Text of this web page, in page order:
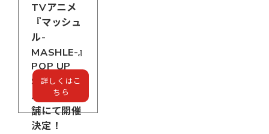
TVアニメ
『マッシュ
ル-
MASHLE-』
POP UP
STOREを
ハンズ５店
舗にて開催
決定！
詳しくはこ
ちら